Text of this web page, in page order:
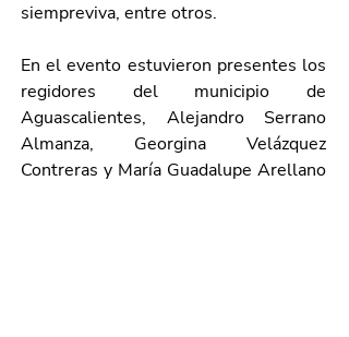
siempreviva, entre otros.
En el evento estuvieron presentes los
regidores del municipio de
Aguascalientes, Alejandro Serrano
Almanza, Georgina Velázquez
Contreras y María Guadalupe Arellano